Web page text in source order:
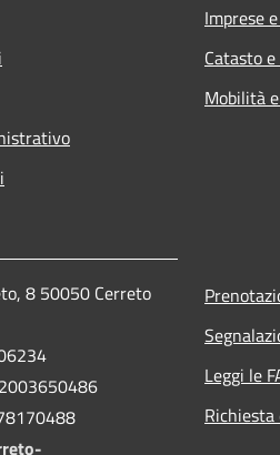
Imprese
Catasto
Mobilità
8 50050 Cerreto
Leggi le